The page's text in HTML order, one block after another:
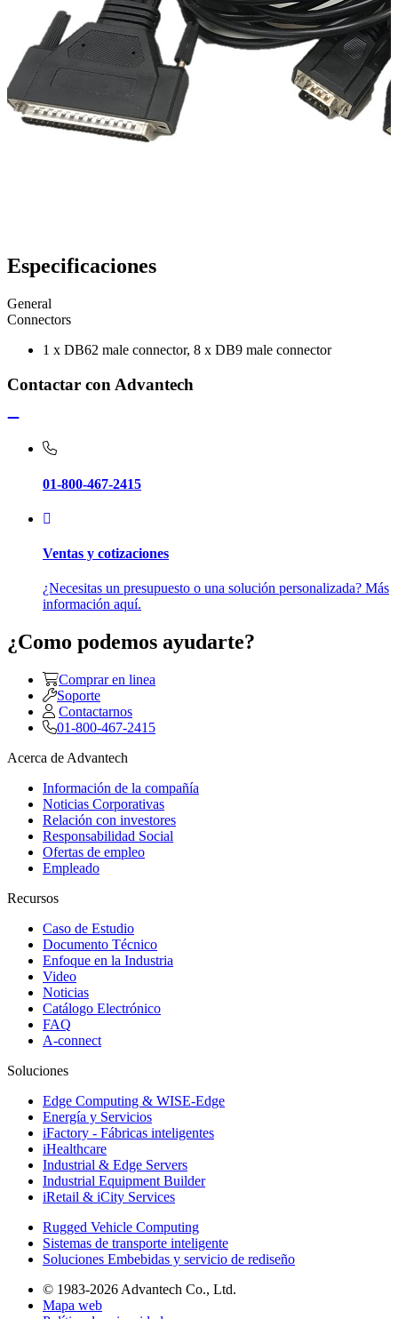
Especificaciones
General
Connectors
1 x DB62 male connector, 8 x DB9 male connector
Contactar con Advantech
01-800-467-2415
Ventas y cotizaciones
¿Necesitas un presupuesto o una solución personalizada? Más
información aquí.
¿Como podemos ayudarte?
Comprar en linea
Soporte
Contactarnos
01-800-467-2415
Acerca de Advantech
Información de la compañía
Noticias Corporativas
Relación con investores
Responsabilidad Social
Ofertas de empleo
Empleado
Recursos
Caso de Estudio
Documento Técnico
Enfoque en la Industria
Video
Noticias
Catálogo Electrónico
FAQ
A-connect
Soluciones
Edge Computing & WISE-Edge
Energía y Servicios
iFactory - Fábricas inteligentes
iHealthcare
Industrial & Edge Servers
Industrial Equipment Builder
iRetail & iCity Services
Rugged Vehicle Computing
Sistemas de transporte inteligente
Soluciones Embebidas y servicio de rediseño
© 1983-2026 Advantech Co., Ltd.
Mapa web